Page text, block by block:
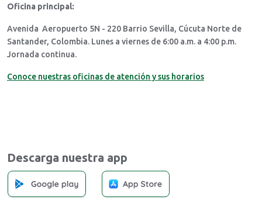
Oficina principal:
Avenida Aeropuerto 5N - 220 Barrio Sevilla, Cúcuta Norte de
Santander, Colombia. Lunes a viernes de 6:00 a.m. a 4:00 p.m.
Jornada continua.
Conoce nuestras oficinas de atención y sus horarios
Descarga nuestra app